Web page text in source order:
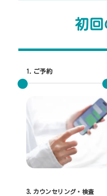
初
1.ご予約
3. カウンセリング・検査